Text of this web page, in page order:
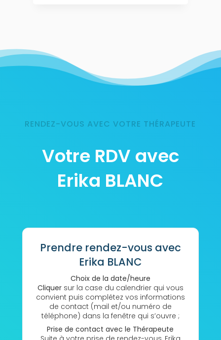
RENDEZ-VOUS AVEC VOTRE THÉRAPEUTE
Votre RDV avec
Erika BLANC
Prendre rendez-vous avec
Erika BLANC
Choix de la date/heure
Cliquersur la case du calendrier qui vous
convient puis complétez vos informations
de contact (mail et/ou numéro de
téléphone) dans la fenêtre qui s’ouvre ;
Prise de contact avec le Thérapeute